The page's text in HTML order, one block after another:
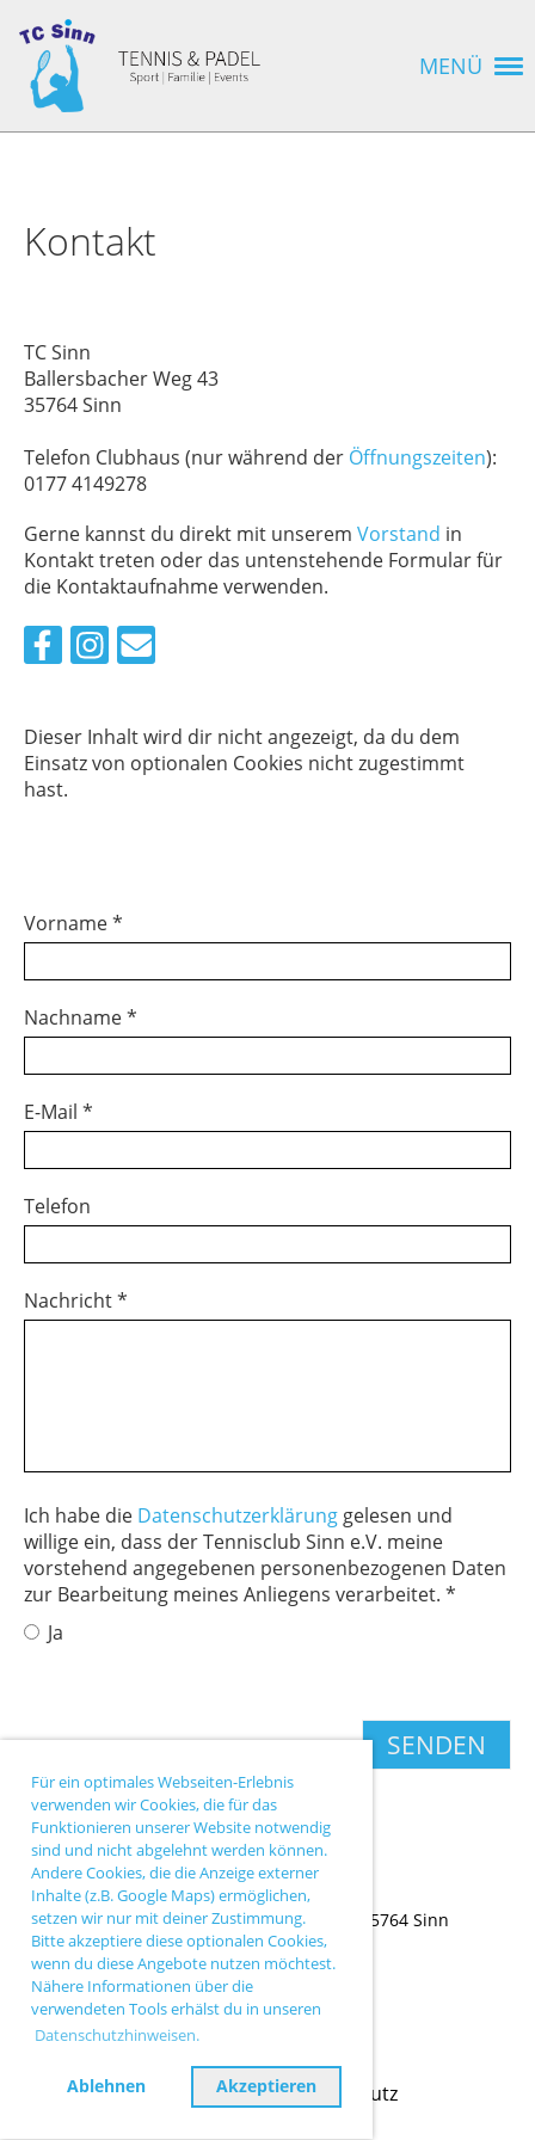
Für ein optimales Webseiten-Erlebnis
verwenden wir Cookies, die für das
Funktionieren unserer Website notwendig
sind und nicht abgelehnt werden können.
Andere Cookies, die die Anzeige externer
Inhalte (z.B. Google Maps) ermöglichen,
setzen wir nur mit deiner Zustimmung.
Bitte akzeptiere diese optionalen Cookies,
wenn du diese Angebote nutzen möchtest.
Nähere Informationen über die
verwendeten Tools erhälst du in unseren
Datenschutzhinweisen.
Ablehnen Akzeptieren
MENÜ
Kontakt
TC Sinn
Ballersbacher Weg 43
35764 Sinn
Telefon Clubhaus (nur während der Öffnungszeiten):
0177 4149278
Gerne kannst du direkt mit unserem Vorstand in
Kontakt treten oder das untenstehende Formular für
die Kontaktaufnahme verwenden.
Dieser Inhalt wird dir nicht angezeigt, da du dem
Einsatz von optionalen Cookies nicht zugestimmt
hast.
Vorname *
Nachname *
E-Mail *
Telefon
Nachricht *
Ich habe die Datenschutzerklärung gelesen und
willige ein, dass der Tennisclub Sinn e.V. meine
vorstehend angegebenen personenbezogenen Daten
zur Bearbeitung meines Anliegens verarbeitet. *
Ja
TC Sinn |Ballersbacher Weg 43 | 35764 Sinn
Impressum Datenschutz